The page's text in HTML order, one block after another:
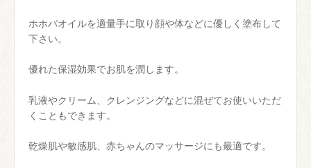
ホホバオイルを適量手に取り顔や体などに優しく塗布して
下さい。
優れた保湿効果でお肌を潤します。
乳液やクリーム、クレンジングなどに混ぜてお使いいただ
くこともできます。
乾燥肌や敏感肌、赤ちゃんのマッサージにも最適です。